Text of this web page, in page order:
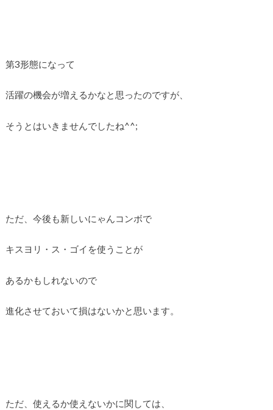
第3形態になって
活躍の機会が増えるかなと思ったのですが、
そうとはいきませんでしたね^^;
ただ、今後も新しいにゃんコンボで
キスヨリ・ス・ゴイを使うことが
あるかもしれないので
進化させておいて損はないかと思います。
ただ、使えるか使えないかに関しては、